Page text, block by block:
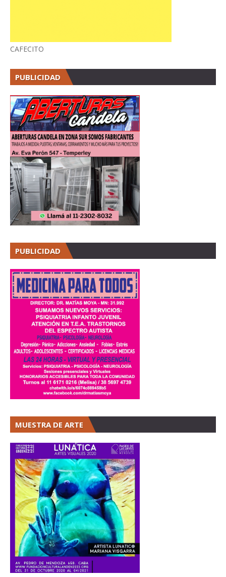
CAFECITO
PUBLICIDAD
PUBLICIDAD
MUESTRA DE ARTE